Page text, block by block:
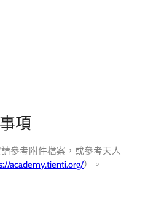
項
參考附件檔案，或參考天人
academy.tienti.org/）。